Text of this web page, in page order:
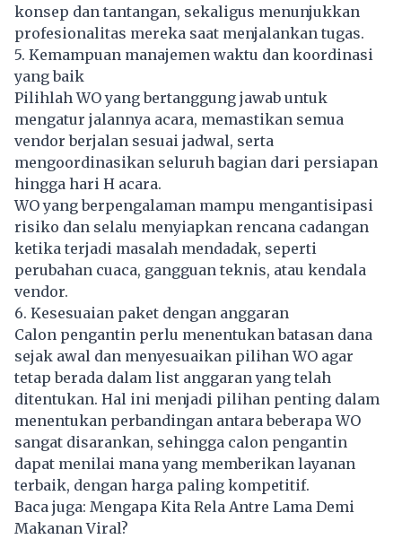
konsep dan tantangan, sekaligus menunjukkan
profesionalitas mereka saat menjalankan tugas.
5. Kemampuan manajemen waktu dan koordinasi
yang baik
Pilihlah WO yang bertanggung jawab untuk
mengatur jalannya acara, memastikan semua
vendor berjalan sesuai jadwal, serta
mengoordinasikan seluruh bagian dari persiapan
hingga hari H acara.
WO yang berpengalaman mampu mengantisipasi
risiko dan selalu menyiapkan rencana cadangan
ketika terjadi masalah mendadak, seperti
perubahan cuaca, gangguan teknis, atau kendala
vendor.
6. Kesesuaian paket dengan anggaran
Calon pengantin perlu menentukan batasan dana
sejak awal dan menyesuaikan pilihan WO agar
tetap berada dalam list anggaran yang telah
ditentukan. Hal ini menjadi pilihan penting dalam
menentukan perbandingan antara beberapa WO
sangat disarankan, sehingga calon pengantin
dapat menilai mana yang memberikan layanan
terbaik, dengan harga paling kompetitif.
Baca juga: Mengapa Kita Rela Antre Lama Demi
Makanan Viral?